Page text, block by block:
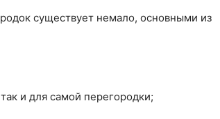
существует немало, основными из
и для самой перегородки;